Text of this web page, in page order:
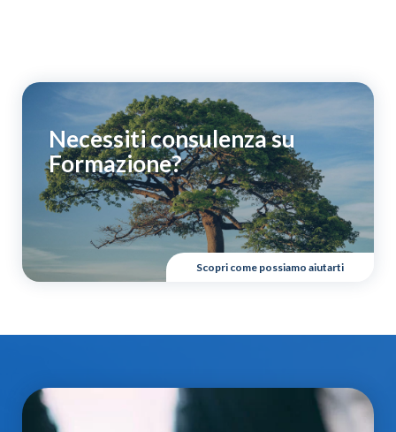
Necessiti consulenza su
Formazione?
Scopri come possiamo aiutarti